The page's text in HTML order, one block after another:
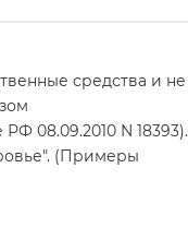
средства и не
08.09.2010 N 18393).
(Примеры